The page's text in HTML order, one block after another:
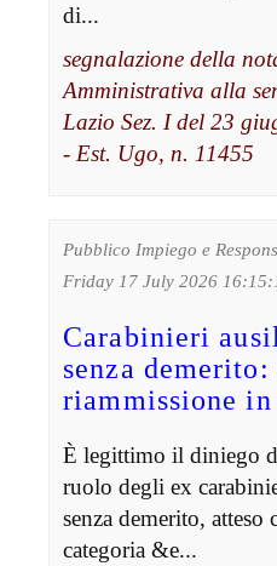
di...
segnalazione della
Amministrativa alla
Lazio Sez. I del 23
- Est. Ugo, n. 11455
Pubblico Impiego e
Friday 17 July 2026
Carabinieri
senza demerito:
riammissione
È legittimo il diniego
ruolo degli ex
senza demerito, atteso
categoria &e...